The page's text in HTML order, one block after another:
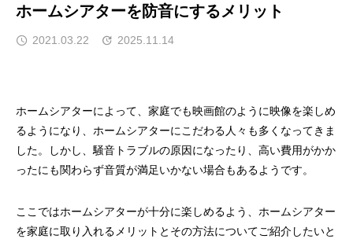
ホームシアターを防音にするメリット
2021.03.22 2025.11.14
ホームシアターによって、家庭でも映画館のように映像を楽しめ
るようになり、ホームシアターにこだわる人々も多くなってきま
した。しかし、騒音トラブルの原因になったり、高い費用がかか
ったにも関わらず音質が満足いかない場合もあるようです。
ここではホームシアターが十分に楽しめるよう、ホームシアター
を家庭に取り入れるメリットとその方法についてご紹介したいと